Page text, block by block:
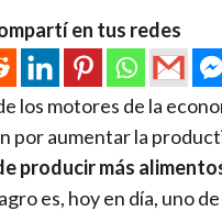
en tus redes
los motores de la
por aumentar la
producir más
es, hoy en día, uno